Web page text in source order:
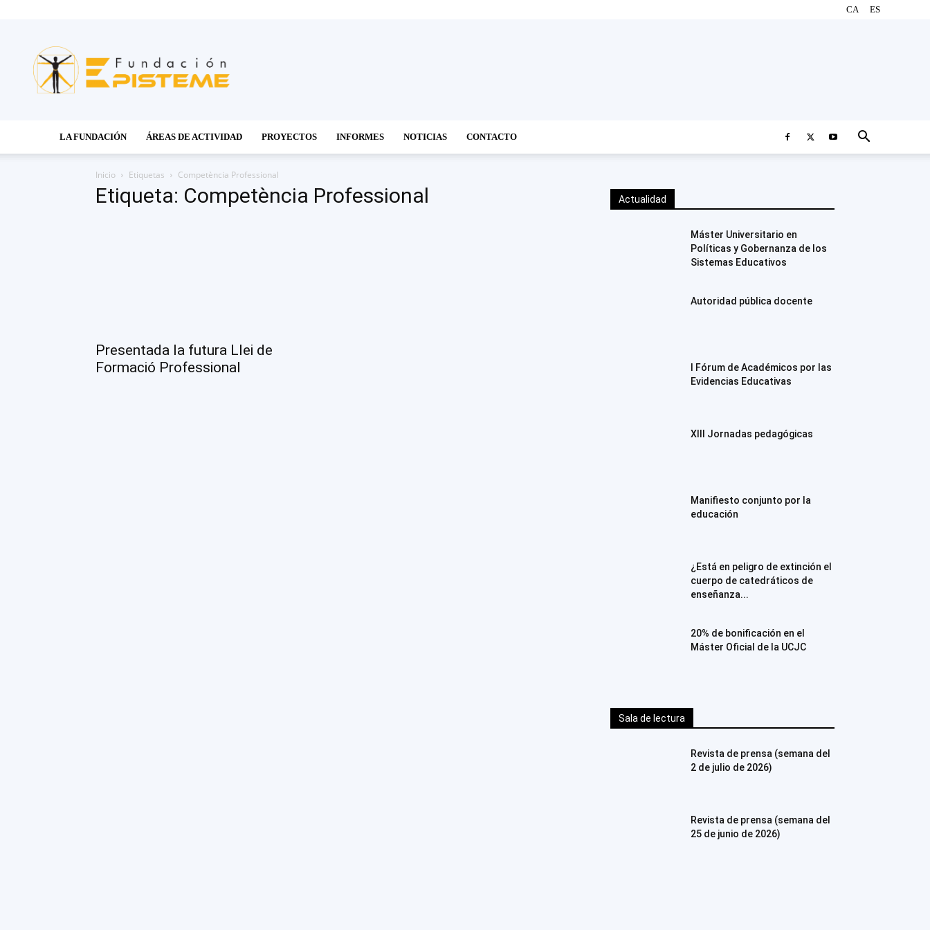
CA ES
Episteme
LA FUNDACIÓN ÁREAS DE ACTIVIDAD PROYECTOS INFORMES NOTICIAS CONTACTO
Inicio Etiquetas Competència Professional
Etiqueta: Competència Professional
Presentada la futura Llei de
Formació Professional
Actualidad
Máster Universitario en
Políticas y Gobernanza de los
Sistemas Educativos
Autoridad pública docente
I Fórum de Académicos por las
Evidencias Educativas
XIII Jornadas pedagógicas
Manifiesto conjunto por la
educación
¿Está en peligro de extinción el
cuerpo de catedráticos de
enseñanza...
20% de bonificación en el
Máster Oficial de la UCJC
Sala de lectura
Revista de prensa (semana del
2 de julio de 2026)
Revista de prensa (semana del
25 de junio de 2026)